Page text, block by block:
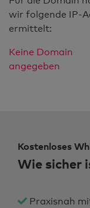
wir folgende IP-
ermittelt:
Keine Domain
angegeben
Kostenloses
Wie sicher
Praxisnah